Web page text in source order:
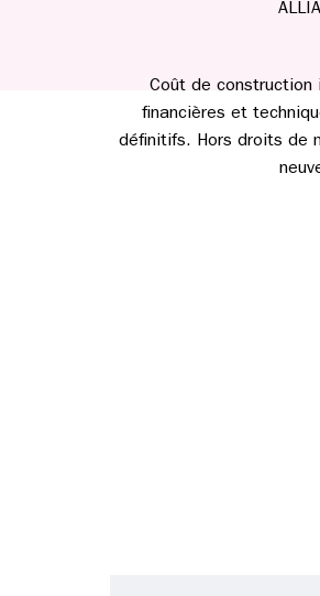
Coût de construction
financières et
définitifs. Hors droits de